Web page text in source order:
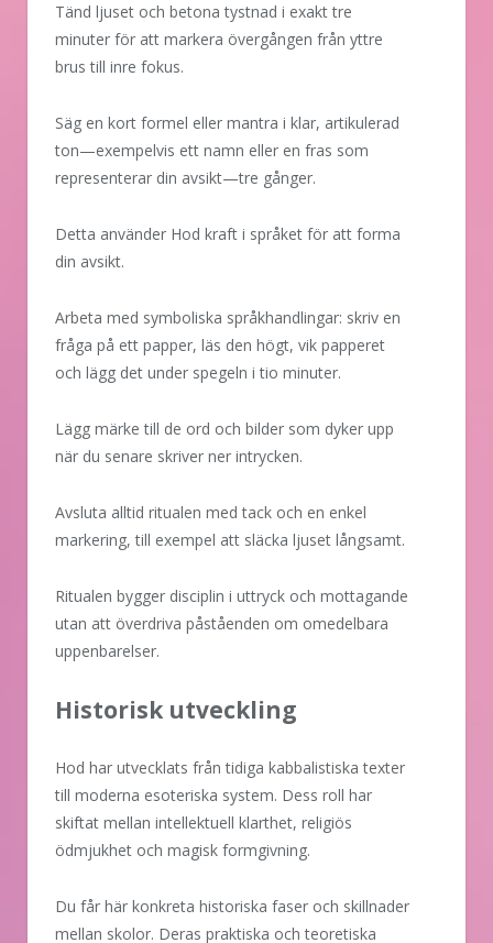
Tänd ljuset och betona tystnad i exakt tre
minuter för att markera övergången från yttre
brus till inre fokus.
Säg en kort formel eller mantra i klar, artikulerad
ton—exempelvis ett namn eller en fras som
representerar din avsikt—tre gånger.
Detta använder Hod kraft i språket för att forma
din avsikt.
Arbeta med symboliska språkhandlingar: skriv en
fråga på ett papper, läs den högt, vik papperet
och lägg det under spegeln i tio minuter.
Lägg märke till de ord och bilder som dyker upp
när du senare skriver ner intrycken.
Avsluta alltid ritualen med tack och en enkel
markering, till exempel att släcka ljuset långsamt.
Ritualen bygger disciplin i uttryck och mottagande
utan att överdriva påståenden om omedelbara
uppenbarelser.
Historisk utveckling
Hod har utvecklats från tidiga kabbalistiska texter
till moderna esoteriska system. Dess roll har
skiftat mellan intellektuell klarthet, religiös
ödmjukhet och magisk formgivning.
Du får här konkreta historiska faser och skillnader
mellan skolor. Deras praktiska och teoretiska